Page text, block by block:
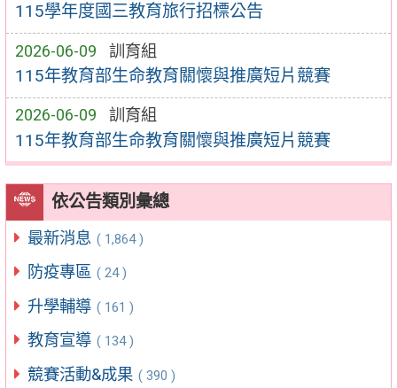
115學年度國三教育旅行招標公告
2026-06-09 訓育組
115年教育部生命教育關懷與推廣短片競賽
2026-06-09 訓育組
115年教育部生命教育關懷與推廣短片競賽
依公告類別彙總
最新消息 ( 1,864 )
防疫專區 ( 24 )
升學輔導 ( 161 )
教育宣導 ( 134 )
競賽活動&成果 ( 390 )